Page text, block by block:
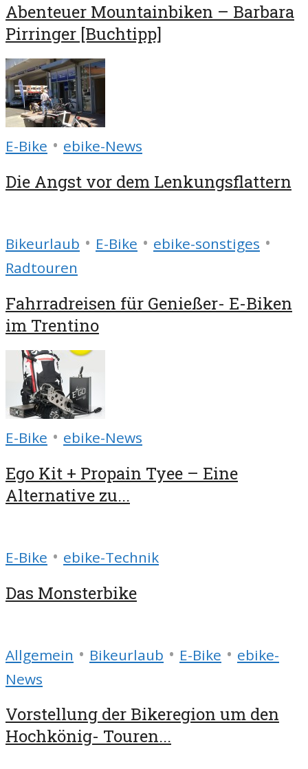
Abenteuer Mountainbiken – Barbara
Pirringer [Buchtipp]
E-Bike • ebike-News
Die Angst vor dem Lenkungsflattern
Bikeurlaub • E-Bike • ebike-sonstiges •
Radtouren
Fahrradreisen für Genießer- E-Biken
im Trentino
E-Bike • ebike-News
Ego Kit + Propain Tyee – Eine
Alternative zu...
E-Bike • ebike-Technik
Das Monsterbike
Allgemein • Bikeurlaub • E-Bike • ebike-
News
Vorstellung der Bikeregion um den
Hochkönig- Touren...